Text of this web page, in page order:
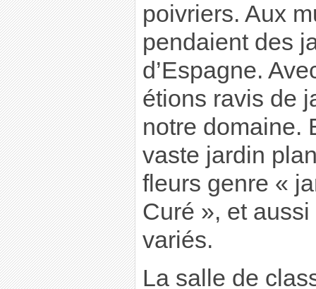
poivriers. Aux
pendaient des
d’Espagne.
étions ravis de
notre domaine.
vaste jardin
fleurs genre «
Curé », et aussi
variés.
La salle de